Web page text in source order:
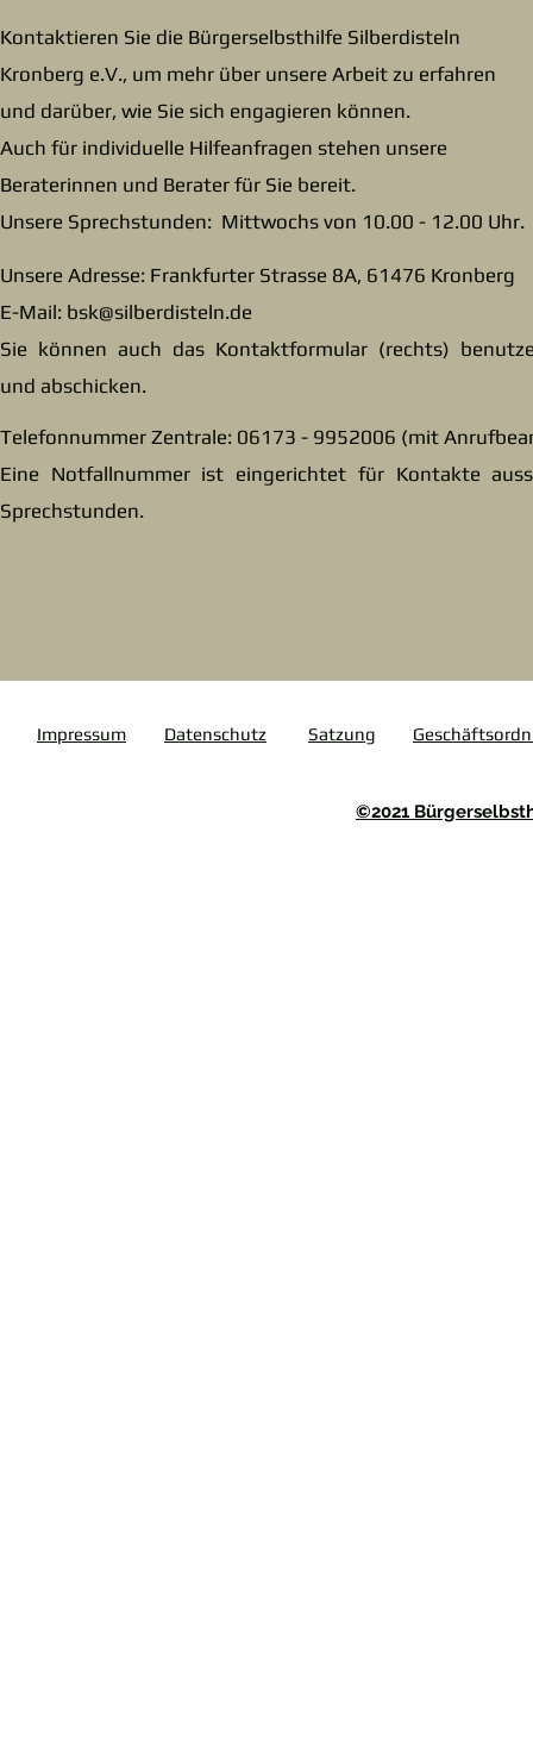
Kontaktieren Sie die Bürgerselbsthilfe Silberdisteln
Kronberg e.V., um mehr über unsere Arbeit zu erfahren
und darüber, wie Sie sich engagieren können.
Auch für individuelle Hilfeanfragen stehen unsere
Beraterinnen und Berater für Sie bereit.
Unsere Sprechstunden: Mittwochs von 10.00 - 12.00 Uhr.
Unsere Adresse: Frankfurter Strasse 8A, 61476 Kronberg
E-Mail: bsk@silberdisteln.de
Sie können auch das Kontaktformular (rechts)
und abschicken.
Telefonnummer Zentrale: 06173 - 9952006 (mit
Eine Notfallnummer ist eingerichtet für Kontakte
Sprechstunden.
Impressum Datenschutz Satzung
©2021